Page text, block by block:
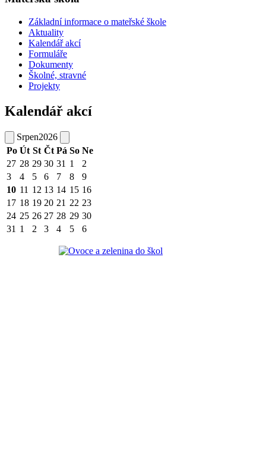
Základní informace o mateřské škole
Aktuality
Kalendář akcí
Formuláře
Dokumenty
Školné, stravné
Projekty
Kalendář akcí
Srpen2026
Po Út St Čt Pá So Ne
27 28 29 30 31 1
2
3
4 5 6 7 8
9
10 11 12 13 14 15 16
17 18 19 20 21 22 23
24 25 26 27 28 29 30
31 1 2 3 4 5 6